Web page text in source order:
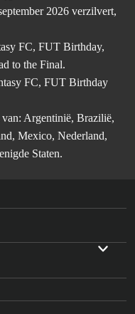
2026 verzilvert,
FC, FUT Birthday,
to the Final.
FC, FUT Birthday
Argentinië, Brazilië,
Mexico, Nederland,
Staten.